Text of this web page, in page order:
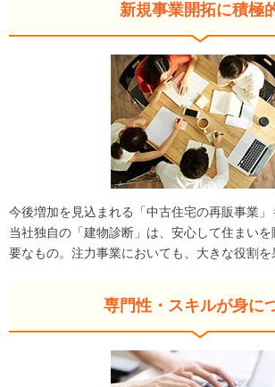
新規事業開拓に積極
今後増加を見込まれる「中古住宅の再販事業」
当社独自の「建物診断」は、安心して住まい
要なもの。注力事業においても、大きな役割を
専門性・スキルが身に